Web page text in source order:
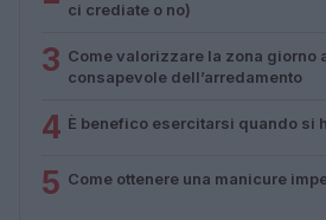
ci crediate o no)
3 Come valorizzare la zona giorno
consapevole dell’arredamento
4 È benefico esercitarsi quando si
5 Come ottenere una manicure